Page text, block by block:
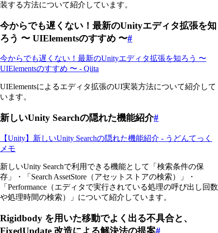
装する方法について紹介しています。
今からでも遅くない！最新のUnityエディタ拡張を知
ろう 〜 UIElementsのすすめ 〜#
今からでも遅くない！最新のUnityエディタ拡張を知ろう 〜
UIElementsのすすめ 〜 - Qiita
UIElementsによるエディタ拡張のUI実装方法について紹介して
います。
新しいUnity Searchの隠れた機能紹介#
【Unity】新しいUnity Searchの隠れた機能紹介 - うどんてっく
メモ
新しいUnity Searchで利用できる機能として「検索条件の保
存」・「Search AssetStore（アセットストアの検索）」・
「Performance（エディタで実行されている処理の呼び出し回数
や処理時間の検索）」について紹介しています。
Rigidbody を用いた移動でよく出る不具合と、
FixedUpdate 改造による解決法の提案#